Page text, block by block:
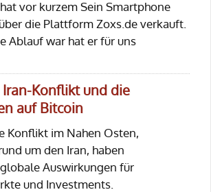
vor kurzem Sein Smartphone
die Plattform Zoxs.de verkauft.
Ablauf war hat er für uns
Iran-Konflikt und die
auf Bitcoin
Konflikt im Nahen Osten,
um den Iran, haben
Auswirkungen für
und Investments.